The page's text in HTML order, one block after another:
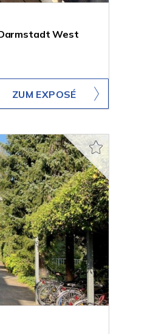
West
ZUM EXPOSÉ